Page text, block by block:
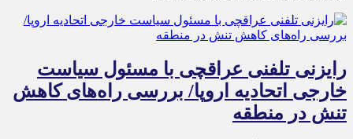
رایزنی تلفنی عراقچی با مسئول سیاست
خارجی اتحادیه اروپا/ بررسی راه‌های کاهش
تنش در منطقه